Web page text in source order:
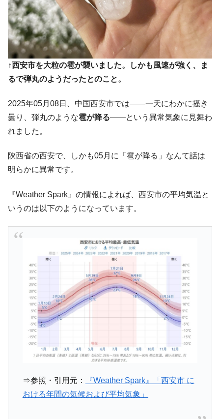
『Money1』
韓国政府『BYD』車への補助金を全廃 ⇒ 実
は韓国で『BYD』車は売れている。6カ月で対前年同期比
1.9倍！
『Money1』
在韓米国大使スティールが着韓！⇒ さっそ
く空港に詰めかけ「出て行け！」「極右勢力」のプラカー
ドを掲げる「在韓反米勢力」
『Money1』
韓国政府「2035年までに18.4GW規模のAIデ
『Money1』
JPモルガン「韓国レバレッジETFの清算は
ほぼ終わった」
『Money1』
ャンペーン」⇒ あの名物教授も登場！
『Money1』
韓国「橋が落ちました」⇒ 耐久性「なさす
営業利益80.2％も減少
米国下院「韓国の公務員個人をターゲット
にぶん殴る法案」提出！⇒ クーパン問題は合衆国企業に対
する差別。許してはおかぬ
『Money1』
韓国ボンクラ政策室長･金容範、株価暴落に
他人事のような発言。
『Money1』
韓国半導体『SKハイニックス』2026年2Qの
業績「史上最高益」当期純利益は前年同期比13.4倍に。
『Money1』
韓国･加徳島新国際空港「またも暗礁」の危
機 ⇒ 10.7兆では損が出るからできない。
【速報】韓国株式市場の暴落・本日07月29
日(水)もサイドカー・サーキットブレイカーの二段コンボ
発動！
↑西安市を大粒の雹が襲いました。しかも風速が強く、ま
るで弾丸のようだったとのこと。
2025年05月08日、中国西安市では――一天にわかに掻き
曇り、弾丸のような雹が降る――という異常気象に見舞わ
れました。
陝西省の西安で、しかも05月に「雹が降る」なんて話は
明らかに異常です。
『Weather Spark』の情報によれば、西安市の平均気温と
いうのは以下のようになっています。
⇒参照・引用元：
『Weather Spark』「西安市 に
おける年間の気候および平均気象」